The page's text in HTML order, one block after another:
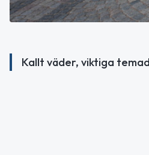
Kallt väder, viktiga